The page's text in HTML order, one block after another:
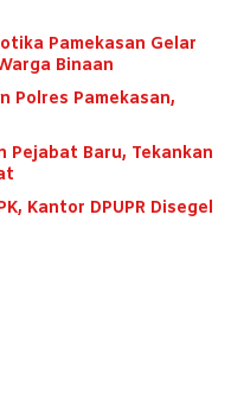
Pamekasan Gelar
Binaan
Polres Pamekasan,
Pejabat Baru, Tekankan
Kantor DPUPR Disegel